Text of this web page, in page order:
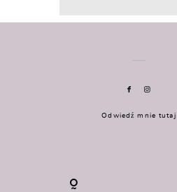
Odwiedź mnie tutaj